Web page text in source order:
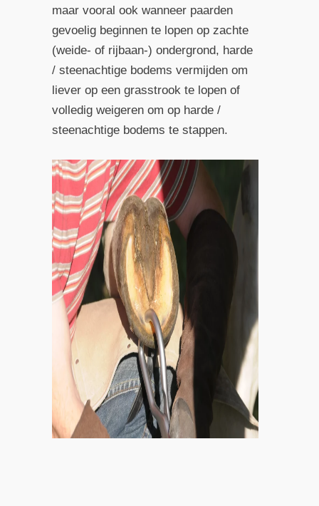
maar vooral ook wanneer paarden
gevoelig beginnen te lopen op zachte
(weide- of rijbaan-) ondergrond, harde
/ steenachtige bodems vermijden om
liever op een grasstrook te lopen of
volledig weigeren om op harde /
steenachtige bodems te stappen.